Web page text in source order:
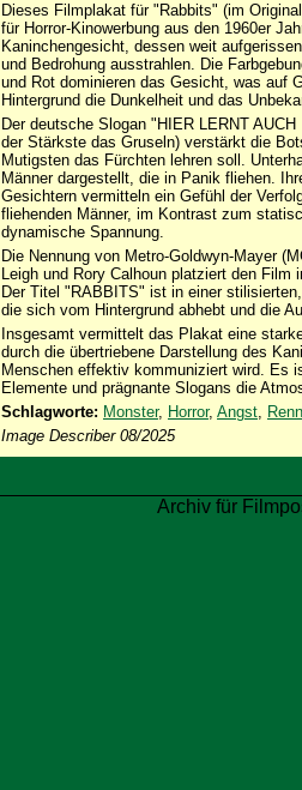
Dieses Filmplakat für "Rabbits" (im
für Horror-Kinowerbung aus den 1960er
Kaninchengesicht, dessen weit
und Bedrohung ausstrahlen. Die
und Rot dominieren das Gesicht, was auf
Hintergrund die Dunkelheit und das
Der deutsche Slogan "HIER LERNT
der Stärkste das Gruseln) verstärkt die
Mutigsten das Fürchten lehren soll.
Männer dargestellt, die in Panik fliehen.
Gesichtern vermitteln ein Gefühl der
fliehenden Männer, im Kontrast zum
dynamische Spannung.
Die Nennung von Metro-Goldwyn-Mayer
Leigh und Rory Calhoun platziert den
Der Titel "RABBITS" ist in einer
die sich vom Hintergrund abhebt und die
Insgesamt vermittelt das Plakat eine
durch die übertriebene Darstellung des
Menschen effektiv kommuniziert wird. Es
Elemente und prägnante Slogans die
Schlagworte: Monster, Horror, Angst,
Image Describer 08/2025
Archiv für